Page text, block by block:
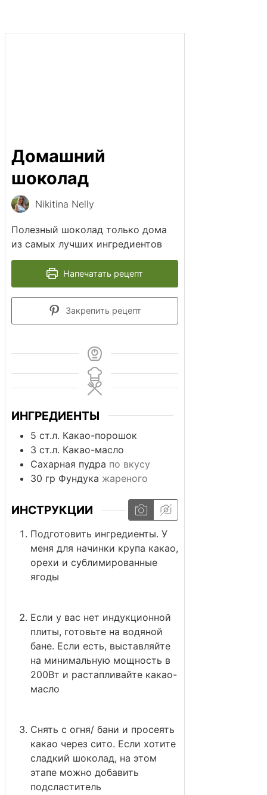
Домашний
шоколад
Nikitina Nelly
Полезный шоколад только дома
из самых лучших ингредиентов
Напечатать рецепт
Закрепить рецепт
ИНГРЕДИЕНТЫ
5 ст.л. Какао-порошок
3 ст.л. Какао-масло
Сахарная пудра по вкусу
30 гр Фундука жареного
ИНСТРУКЦИИ
Подготовить ингредиенты. У
меня для начинки крупа какао,
орехи и сублимированные
ягоды
Если у вас нет индукционной
плиты, готовьте на водяной
бане. Если есть, выставляйте
на минимальную мощность в
200Вт и растапливайте какао-
масло
Снять с огня/ бани и просеять
какао через сито. Если хотите
сладкий шоколад, на этом
этапе можно добавить
подсластитель